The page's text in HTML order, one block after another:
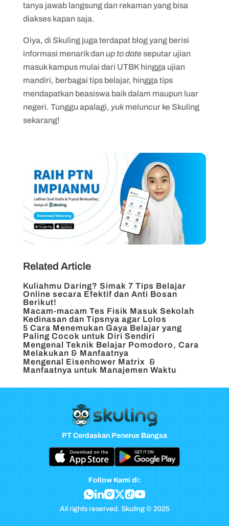
tanya jawab langsung dan rekaman yang bisa
diakses kapan saja.
Oiya, di Skuling juga terdapat blog yang berisi
informasi menarik danup to dateseputar ujian
masuk kampus mulai dari UTBK hingga ujian
mandiri, berbagai tips belajar, hingga tips
mendapatkan beasiswa baik dalam maupun luar
negeri. Tunggu apalagi, yukmeluncur ke Skuling
sekarang!
Related Article
Kuliahmu Daring? Simak 7 Tips Belajar
Online secara Efektif dan Anti Bosan
Berikut!
Macam-macam Tes Fisik Masuk Sekolah
Kedinasan dan Tipsnya agar Lolos
5 Cara Menemukan Gaya Belajar yang
Paling Cocok untuk Diri Sendiri
Mengenal Teknik Belajar Pomodoro, Cara
Melakukan & Manfaatnya
Mengenal Eisenhower Matrix &
Manfaatnya untuk Manajemen Waktu
PT Cerdaskan Penerus Bangsa
Follow Kami di:
All rights reserved. Skuling © 2025